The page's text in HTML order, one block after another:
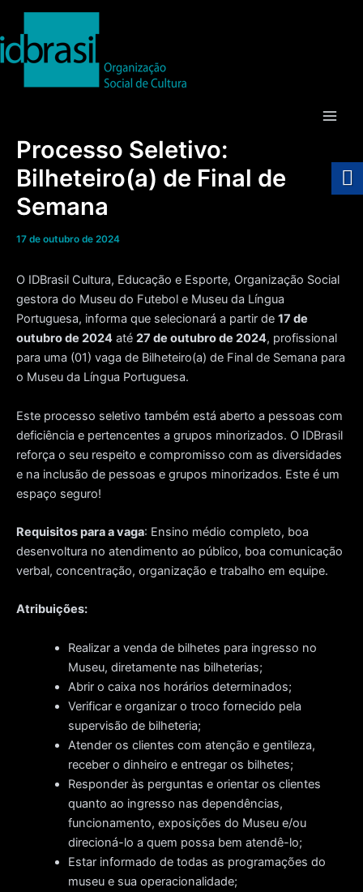
o
conteúdo
Processo Seletivo:
Bilheteiro(a) de Final de
Semana
17 de outubro de 2024
O IDBrasil Cultura, Educação e Esporte, Organização Social
gestora do Museu do Futebol e Museu da Língua
Portuguesa, informa que selecionará a partir de 17 de
outubro de 2024 até 27 de outubro de 2024, profissional
para uma (01) vaga de Bilheteiro(a) de Final de Semana para
o Museu da Língua Portuguesa.
Este processo seletivo também está aberto a pessoas com
deficiência e pertencentes a grupos minorizados. O IDBrasil
reforça o seu respeito e compromisso com as diversidades
e na inclusão de pessoas e grupos minorizados. Este é um
espaço seguro!
Requisitos para a vaga: Ensino médio completo, boa
desenvoltura no atendimento ao público, boa comunicação
verbal, concentração, organização e trabalho em equipe.
Atribuições:
Realizar a venda de bilhetes para ingresso no
Museu, diretamente nas bilheterias;
Abrir o caixa nos horários determinados;
Verificar e organizar o troco fornecido pela
supervisão de bilheteria;
Atender os clientes com atenção e gentileza,
receber o dinheiro e entregar os bilhetes;
Responder às perguntas e orientar os clientes
quanto ao ingresso nas dependências,
funcionamento, exposições do Museu e/ou
direcioná-lo a quem possa bem atendê-lo;
Estar informado de todas as programações do
museu e sua operacionalidade;